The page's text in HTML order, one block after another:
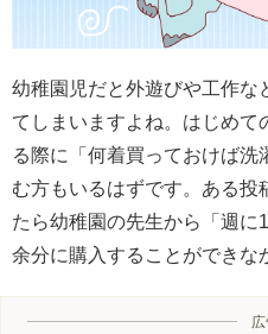
幼稚園児だと外遊びや工作な
てしまいますよね。はじめて
る際に「何着買っておけば
む方もいるはずです。ある投
たら幼稚園の先生から「週に
余分に購入することができな